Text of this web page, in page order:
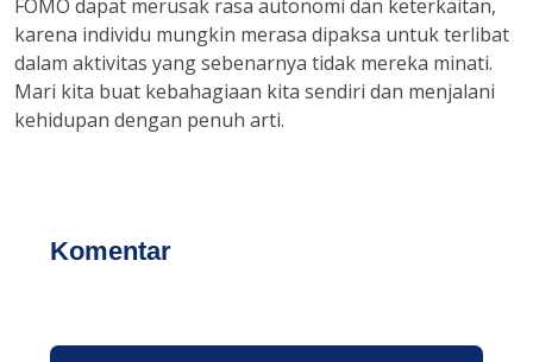
FOMO dapat merusak rasa autonomi dan keterkaitan,
karena individu mungkin merasa dipaksa untuk terlibat
dalam aktivitas yang sebenarnya tidak mereka minati.
Mari kita buat kebahagiaan kita sendiri dan menjalani
kehidupan dengan penuh arti.
Komentar